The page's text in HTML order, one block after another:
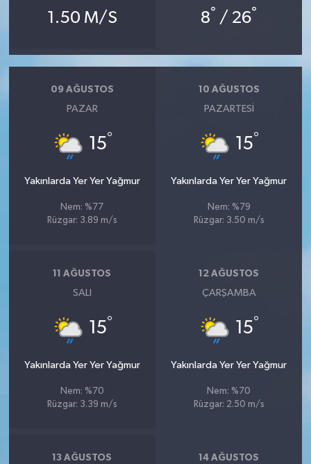
1.50 M/S 8° / 26°
09 AĞUSTOS
PAZAR
15°
Yakınlarda Yer Yer Yağmur
Nem: %77
Rüzgar: 3.89 m/s
10 AĞUSTOS
PAZARTESI
15°
Yakınlarda Yer Yer Yağmur
Nem: %79
Rüzgar: 3.50 m/s
11 AĞUSTOS
SALI
15°
Yakınlarda Yer Yer Yağmur
Nem: %70
Rüzgar: 3.39 m/s
12 AĞUSTOS
ÇARŞAMBA
15°
Yakınlarda Yer Yer Yağmur
Nem: %70
Rüzgar: 2.50 m/s
13 AĞUSTOS 14 AĞUSTOS